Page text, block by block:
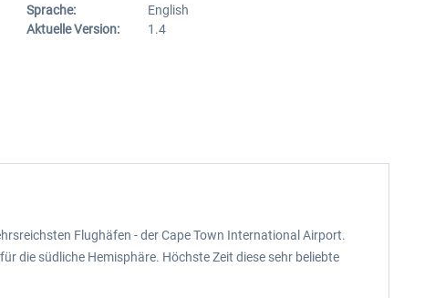
Sprache:
English
Aktuelle Version:
1.4
Flughäfen - der Cape Town International Airport.
die südliche Hemisphäre. Höchste Zeit diese sehr beliebte